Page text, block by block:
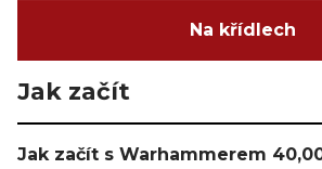
Na křídlech
Jak začít
Jak začít s Warhammerem